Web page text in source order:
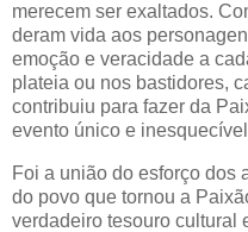
merecem ser exaltados.
deram vida aos
emoção e veracidade a
plateia ou nos bastidores,
contribuiu para fazer da
evento único e
Foi a união do esforço dos
do povo que tornou a
verdadeiro tesouro cultural